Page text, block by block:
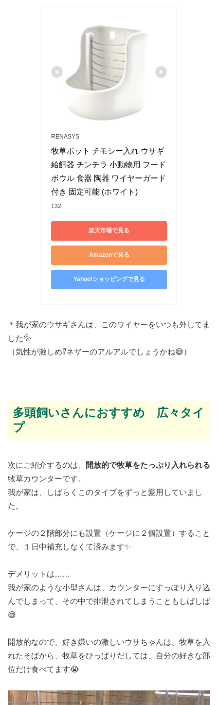
RENASYS
牧草ポット チモシー入れ ウサギ
給餌器 チンチラ 小動物用 フード
ボウル 食器 陶器 ワイヤーガード
付き 固定可能 (ホワイト)
132
楽天市場で見る
Amazonで見る
Yahoo!ショッピングで見る
＊我が家のウサギさんは、このワイヤーをいつも外してま
した💦
（気性が激しめ⁉️ネザーのアルアルでしょうかね😅）
多頭飼いさんにおすすめ 広々タイ
プ
次にご紹介するのは、
開放的で牧草をたっぷり入れられる
牧草カウンターです。
我が家は、しばらくこのタイプをずっと愛用していまし
た。
ケージの２階部分にも設置（ケージに２個設置）すること
で、１日中補充しなくて済みます✨️
デメリットは……
我が家のような小型さんは、カウンターにすっぽり入り込
んでしまって、その中で排泄されてしまうこともしばしば
😅
開放的なので、好き嫌いの激しいウサちゃんは、牧草を入
れたそばから、牧草をひっぱりだしては、自分の好きな部
位だけ食べてます😭